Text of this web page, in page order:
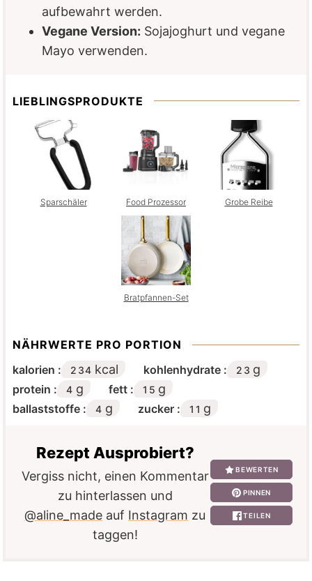
aufbewahrt werden.
Vegane Version: Sojajoghurt und vegane
Mayo verwenden.
LIEBLINGSPRODUKTE
Sparschäler Food Prozessor Grobe Reibe
Bratpfannen-Set
NÄHRWERTE PRO PORTION
kalorien :
234 kcal kohlenhydrate : 23 g
protein : 4 g fett : 15 g
ballaststoffe : 4 g zucker : 11 g
Rezept Ausprobiert?
Vergiss nicht, einen Kommentar
zu hinterlassen und
@aline_made auf Instagram zu
taggen!
BEWERTEN
PINNEN
TEILEN